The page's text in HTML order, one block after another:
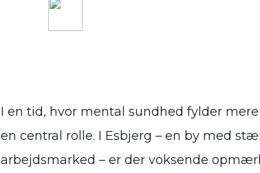
I en tid, hvor mental sundhed fylder
en central rolle. I Esbjerg – en by med
arbejdsmarked – er der voksende